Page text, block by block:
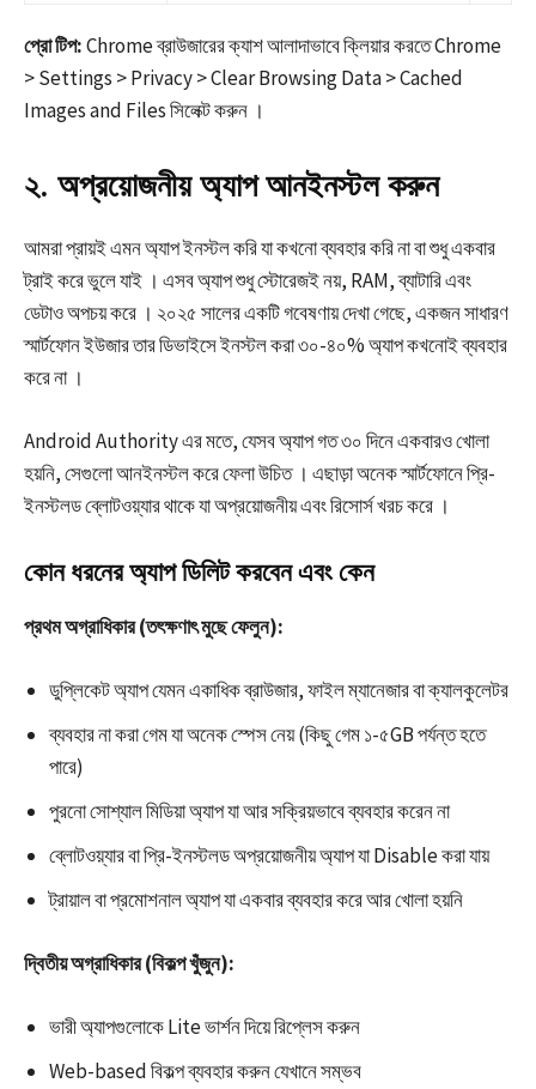
প্রো টিপ:Chrome ব্রাউজারের ক্যাশ আলাদাভাবে ক্লিয়ার করতে Chrome
> Settings > Privacy > Clear Browsing Data > Cached
Images and Files সিলেক্ট করুন ।​
২. অপ্রয়োজনীয় অ্যাপ আনইনস্টল করুন
আমরা প্রায়ই এমন অ্যাপ ইনস্টল করি যা কখনো ব্যবহার করি না বা শুধু একবার
ট্রাই করে ভুলে যাই । এসব অ্যাপ শুধু স্টোরেজই নয়, RAM, ব্যাটারি এবং
ডেটাও অপচয় করে । ২০২৫ সালের একটি গবেষণায় দেখা গেছে, একজন সাধারণ
স্মার্টফোন ইউজার তার ডিভাইসে ইনস্টল করা ৩০-৪০% অ্যাপ কখনোই ব্যবহার
করে না ।​
Android Authority এর মতে, যেসব অ্যাপ গত ৩০ দিনে একবারও খোলা
হয়নি, সেগুলো আনইনস্টল করে ফেলা উচিত । এছাড়া অনেক স্মার্টফোনে প্রি-
ইনস্টলড ব্লোটওয়্যার থাকে যা অপ্রয়োজনীয় এবং রিসোর্স খরচ করে ।​
কোন ধরনের অ্যাপ ডিলিট করবেন এবং কেন
প্রথম অগ্রাধিকার (তৎক্ষণাৎ মুছে ফেলুন):
ডুপ্লিকেট অ্যাপ যেমন একাধিক ব্রাউজার, ফাইল ম্যানেজার বা ক্যালকুলেটর
ব্যবহার না করা গেম যা অনেক স্পেস নেয় (কিছু গেম ১-৫GB পর্যন্ত হতে
পারে)
পুরনো সোশ্যাল মিডিয়া অ্যাপ যা আর সক্রিয়ভাবে ব্যবহার করেন না
ব্লোটওয়্যার বা প্রি-ইনস্টলড অপ্রয়োজনীয় অ্যাপ যা Disable করা যায়​
ট্রায়াল বা প্রমোশনাল অ্যাপ যা একবার ব্যবহার করে আর খোলা হয়নি
দ্বিতীয় অগ্রাধিকার (বিকল্প খুঁজুন):
ভারী অ্যাপগুলোকে Lite ভার্শন দিয়ে রিপ্লেস করুন
Web-based বিকল্প ব্যবহার করুন যেখানে সম্ভব​